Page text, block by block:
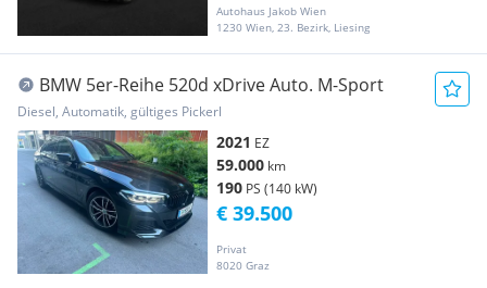
Autohaus Jakob Wien
1230 Wien, 23. Bezirk, Liesing
BMW 5er-Reihe 520d xDrive Auto. M-Sport
Diesel, Automatik, gültiges Pickerl
2021 EZ
59.000 km
190 PS (140 kW)
Privat
8020 Graz
€ 39.500